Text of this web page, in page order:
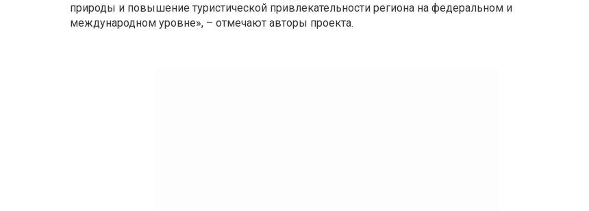
природы и повышение туристической привлекательности региона на федеральном и
международном уровне», – отмечают авторы проекта.